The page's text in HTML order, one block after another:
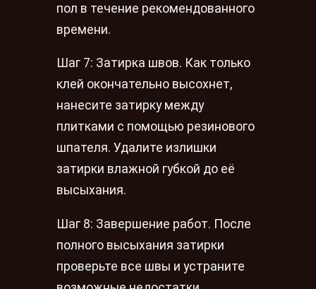
пол в течение рекомендованного
времени.
Шаг 7: Затирка швов. Как только
клей окончательно высохнет,
нанесите затирку между
плитками с помощью резинового
шпателя. Удалите излишки
затирки влажной губкой до её
высыхания.
Шаг 8: Завершение работ. После
полного высыхания затирки
проверьте все швы и устраните